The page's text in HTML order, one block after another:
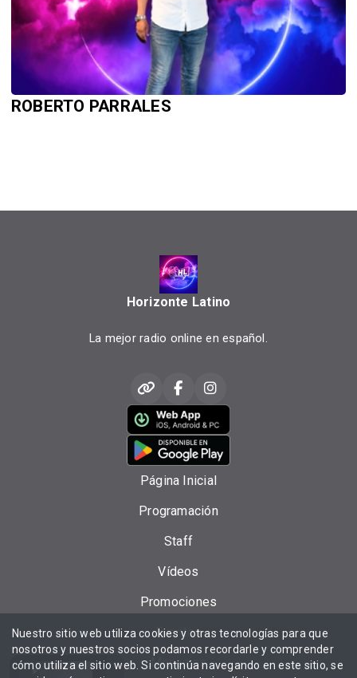
ROBERTO PARRALES
Horizonte Latino
La mejor radio online en español.
Página Inicial
Programación
Staff
Vídeos
Promociones
Eventos
Mensajes
Nuestro sitio web utiliza cookies y otras tecnologías para que
nosotros y nuestros socios podamos recordarle y comprender
cómo utiliza el sitio web. Si continúa navegando en este sitio, se